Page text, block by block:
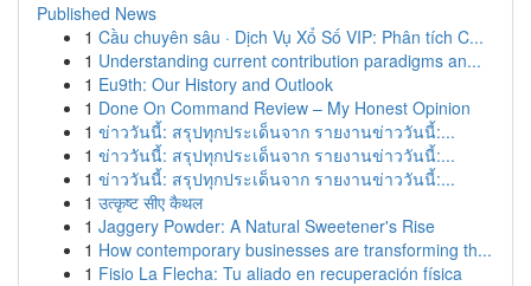
Published News
1 Cầu chuyên sâu · Dịch Vụ Xổ Số VIP: Phân tích C...
1 Understanding current contribution paradigms an...
1 Eu9th: Our History and Outlook
1 Done On Command Review – My Honest Opinion
1 ข่าววันนี้: สรุปทุกประเด็นจาก รายงานข่าววันนี้:...
1 ข่าววันนี้: สรุปทุกประเด็นจาก รายงานข่าววันนี้:...
1 ข่าววันนี้: สรุปทุกประเด็นจาก รายงานข่าววันนี้:...
1 उत्कृष्ट सीए कैथल
1 Jaggery Powder: A Natural Sweetener's Rise
1 How contemporary businesses are transforming th...
1 Fisio La Flecha: Tu aliado en recuperación física